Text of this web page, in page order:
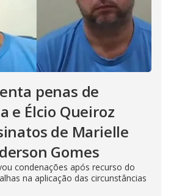
penas de
e Élcio Queiroz
de Marielle
Gomes
condenações após recurso do
na aplicação das circunstâncias